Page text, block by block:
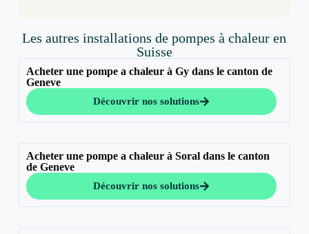
Les autres installations de pompes à chaleur en
Suisse
Acheter une pompe a chaleur à Gy dans le canton de
Geneve
Découvrir nos solutions
Acheter une pompe a chaleur à Soral dans le canton
de Geneve
Découvrir nos solutions